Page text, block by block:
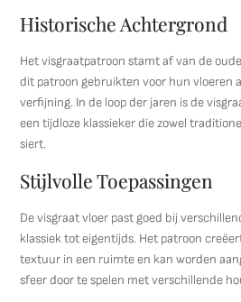
Historische Achtergrond
Het visgraatpatroon stamt af van de
dit patroon gebruikten voor hun vloeren
verfijning. In de loop der jaren is de
een tijdloze klassieker die zowel
siert.
Stijlvolle Toepassingen
De visgraat vloer past goed bij
klassiek tot eigentijds. Het patroon
textuur in een ruimte en kan worden
sfeer door te spelen met verschillende